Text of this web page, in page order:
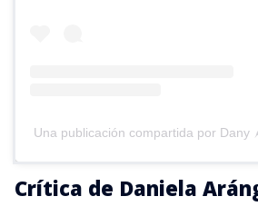
Una publicación compartida por Dany
Crítica de Daniela